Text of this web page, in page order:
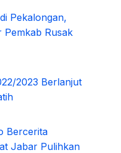
Pekalongan,
Pemkab Rusak
2023 Berlanjut
Bercerita
Jabar Pulihkan